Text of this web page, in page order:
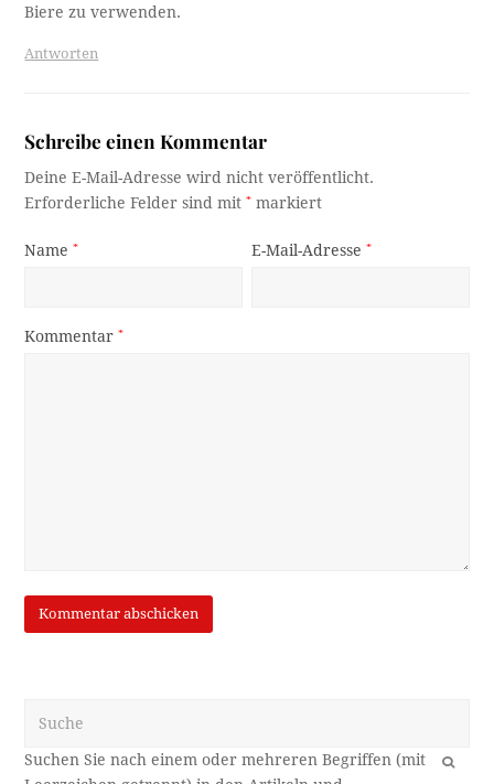
Biere zu verwenden.
Antworten
Schreibe einen Kommentar
Deine E-Mail-Adresse wird nicht veröffentlicht.
Erforderliche Felder sind mit* markiert
Name* E-Mail-Adresse*
Kommentar*
OK